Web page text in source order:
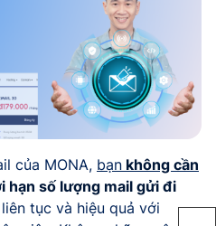
của MONA, bạn không cần
hạn số lượng mail gửi đi
tục và hiệu quả với